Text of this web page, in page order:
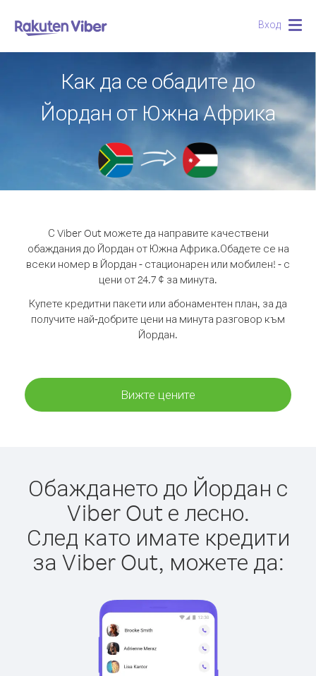
Вход
Как да се обадите до
Йордан от Южна Африка
С Viber Out можете да направите качествени
обаждания до Йордан от Южна Африка.Обадете се на
всеки номер в Йордан - стационарен или мобилен! - с
цени от 24.7 ¢ за минута.
Купете кредитни пакети или абонаментен план, за да
получите най-добрите цени на минута разговор към
Йордан.
Вижте цените
Обаждането до Йордан с
Viber Out е лесно.
След като имате кредити
за Viber Out, можете да: